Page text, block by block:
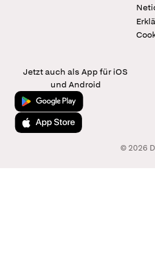
Jetzt auch als App für iOS
und Android
Jetzt bei Google Play
Laden im App Store
© 2026